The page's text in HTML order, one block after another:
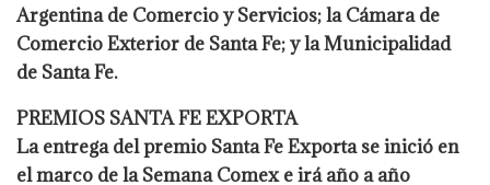
Argentina de Comercio y Servicios; la Cámara de
Comercio Exterior de Santa Fe; y la Municipalidad
de Santa Fe.
PREMIOS SANTA FE EXPORTA
La entrega del premio Santa Fe Exporta se inició en
el marco de la Semana Comex e irá año a año